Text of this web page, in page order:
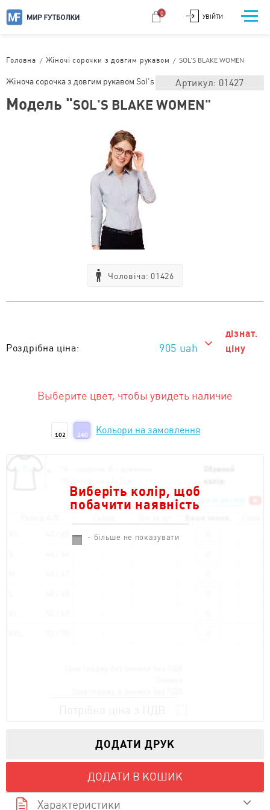
УВІЙТИ
0
Головна / Жіночі сорочки з довгим рукавом /SOL'S BLAKE WOMEN
Чоловіча: 01426
Роздрібна ціна: 905 uah
дізнат.
ціну
Выберите цвет, чтобы увидеть наличие
102 240 Кольори на замовлення
Виберіть колір, щоб
побачити наявність
- більше не показувати
Обраний
Як підібрати розмір
ДОДАТИ ДРУК
ДОДАТИ В КОШИК
Характеристики
Жіноча сорочка з довгим рукавом Sol's Артикул: 01427
Модель "SOL'S BLAKE WOMEN"